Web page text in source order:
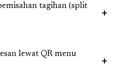
tagihan (split
lewat QR menu